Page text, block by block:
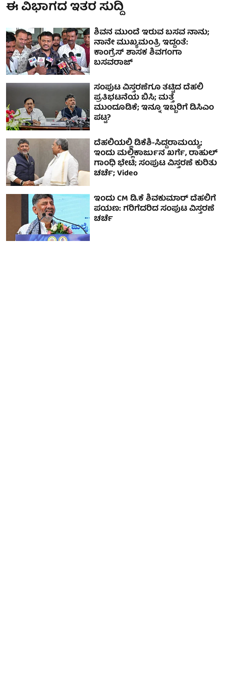
ಈ ವಿಭಾಗದ ಇತರ ಸುದ್ದಿ
ಶಿವನ ಮುಂದೆ ಇರುವ ಬಸವ ನಾನು;
ನಾನೇ ಮುಖ್ಯಮಂತ್ರಿ ಇದ್ದಂತೆ:
ಕಾಂಗ್ರೆಸ್ ಶಾಸಕ ಶಿವಗಂಗಾ
ಬಸವರಾಜ್
ಸಂಪುಟ ವಿಸ್ತರಣೆಗೂ ತಟ್ಟಿದ ದೆಹಲಿ
ಪ್ರತಿಭಟನೆಯ ಬಿಸಿ; ಮತ್ತೆ
ಮುಂದೂಡಿಕೆ; ಇನ್ನೂ ಇಬ್ಬರಿಗೆ ಡಿಸಿಎಂ
ಪಟ್ಟ?
ದೆಹಲಿಯಲ್ಲಿ ಡಿಕೆಶಿ-ಸಿದ್ದರಾಮಯ್ಯ;
ಇಂದು ಮಲ್ಲಿಕಾರ್ಜುನ ಖರ್ಗೆ, ರಾಹುಲ್
ಗಾಂಧಿ ಭೇಟಿ; ಸಂಪುಟ ವಿಸ್ತರಣೆ ಕುರಿತು
ಚರ್ಚೆ; Video
ಇಂದು CM ಡಿ.ಕೆ ಶಿವಕುಮಾರ್ ದೆಹಲಿಗೆ
ಪಯಣ: ಗರಿಗೆದರಿದ ಸಂಪುಟ ವಿಸ್ತರಣೆ
ಚರ್ಚೆ